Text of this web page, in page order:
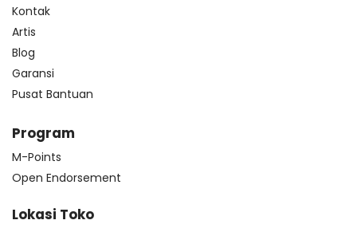
Kontak
Artis
Blog
Garansi
Pusat Bantuan
Program
M-Points
Open Endorsement
Lokasi Toko